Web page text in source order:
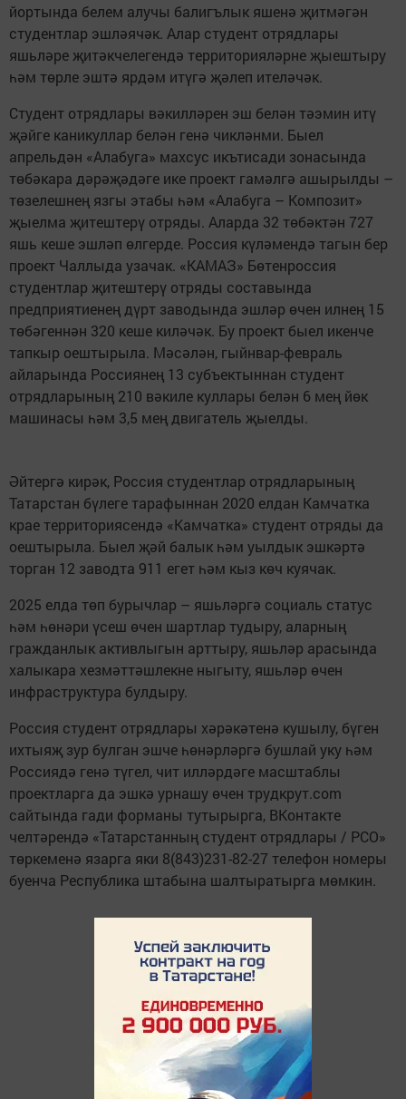
йортында белем алучы балигълык яшенә җитмәгән
студентлар эшләячәк. Алар студент отрядлары
яшьләре җитәкчелегендә территорияләрне җыештыру
һәм төрле эштә ярдәм итүгә җәлеп ителәчәк.
Студент отрядлары вәкилләрен эш белән тәэмин итү
җәйге каникуллар белән генә чикләнми. Быел
апрельдән «Алабуга» махсус икътисади зонасында
төбәкара дәрәҗәдәге ике проект гамәлгә ашырылды –
төзелешнең язгы этабы һәм «Алабуга – Композит»
җыелма җитештерү отряды. Аларда 32 төбәктән 727
яшь кеше эшләп өлгерде. Россия күләмендә тагын бер
проект Чаллыда узачак. «КАМАЗ» Бөтенроссия
студентлар җитештерү отряды составында
предприятиенең дүрт заводында эшләр өчен илнең 15
төбәгеннән 320 кеше киләчәк. Бу проект быел икенче
тапкыр оештырыла. Мәсәлән, гыйнвар-февраль
айларында Россиянең 13 субъектыннан студент
отрядларының 210 вәкиле куллары белән 6 мең йөк
машинасы һәм 3,5 мең двигатель җыелды.
Әйтергә кирәк, Россия студентлар отрядларының
Татарстан бүлеге тарафыннан 2020 елдан Камчатка
крае территориясендә «Камчатка» студент отряды да
оештырыла. Быел җәй балык һәм уылдык эшкәртә
торган 12 заводта 911 егет һәм кыз көч куячак.
2025 елда төп бурычлар – яшьләргә социаль статус
һәм һөнәри үсеш өчен шартлар тудыру, аларның
гражданлык активлыгын арттыру, яшьләр арасында
халыкара хезмәттәшлекне ныгыту, яшьләр өчен
инфраструктура булдыру.
Россия студент отрядлары хәрәкәтенә кушылу, бүген
ихтыяҗ зур булган эшче һөнәрләргә бушлай уку һәм
Россиядә генә түгел, чит илләрдәге масштаблы
проектларга да эшкә урнашу өчен трудкрут.com
сайтында гади форманы тутырырга, ВКонтакте
челтәрендә «Татарстанның студент отрядлары / РСО»
төркеменә язарга яки 8(843)231-82-27 телефон номеры
буенча Республика штабына шалтыратырга мөмкин.